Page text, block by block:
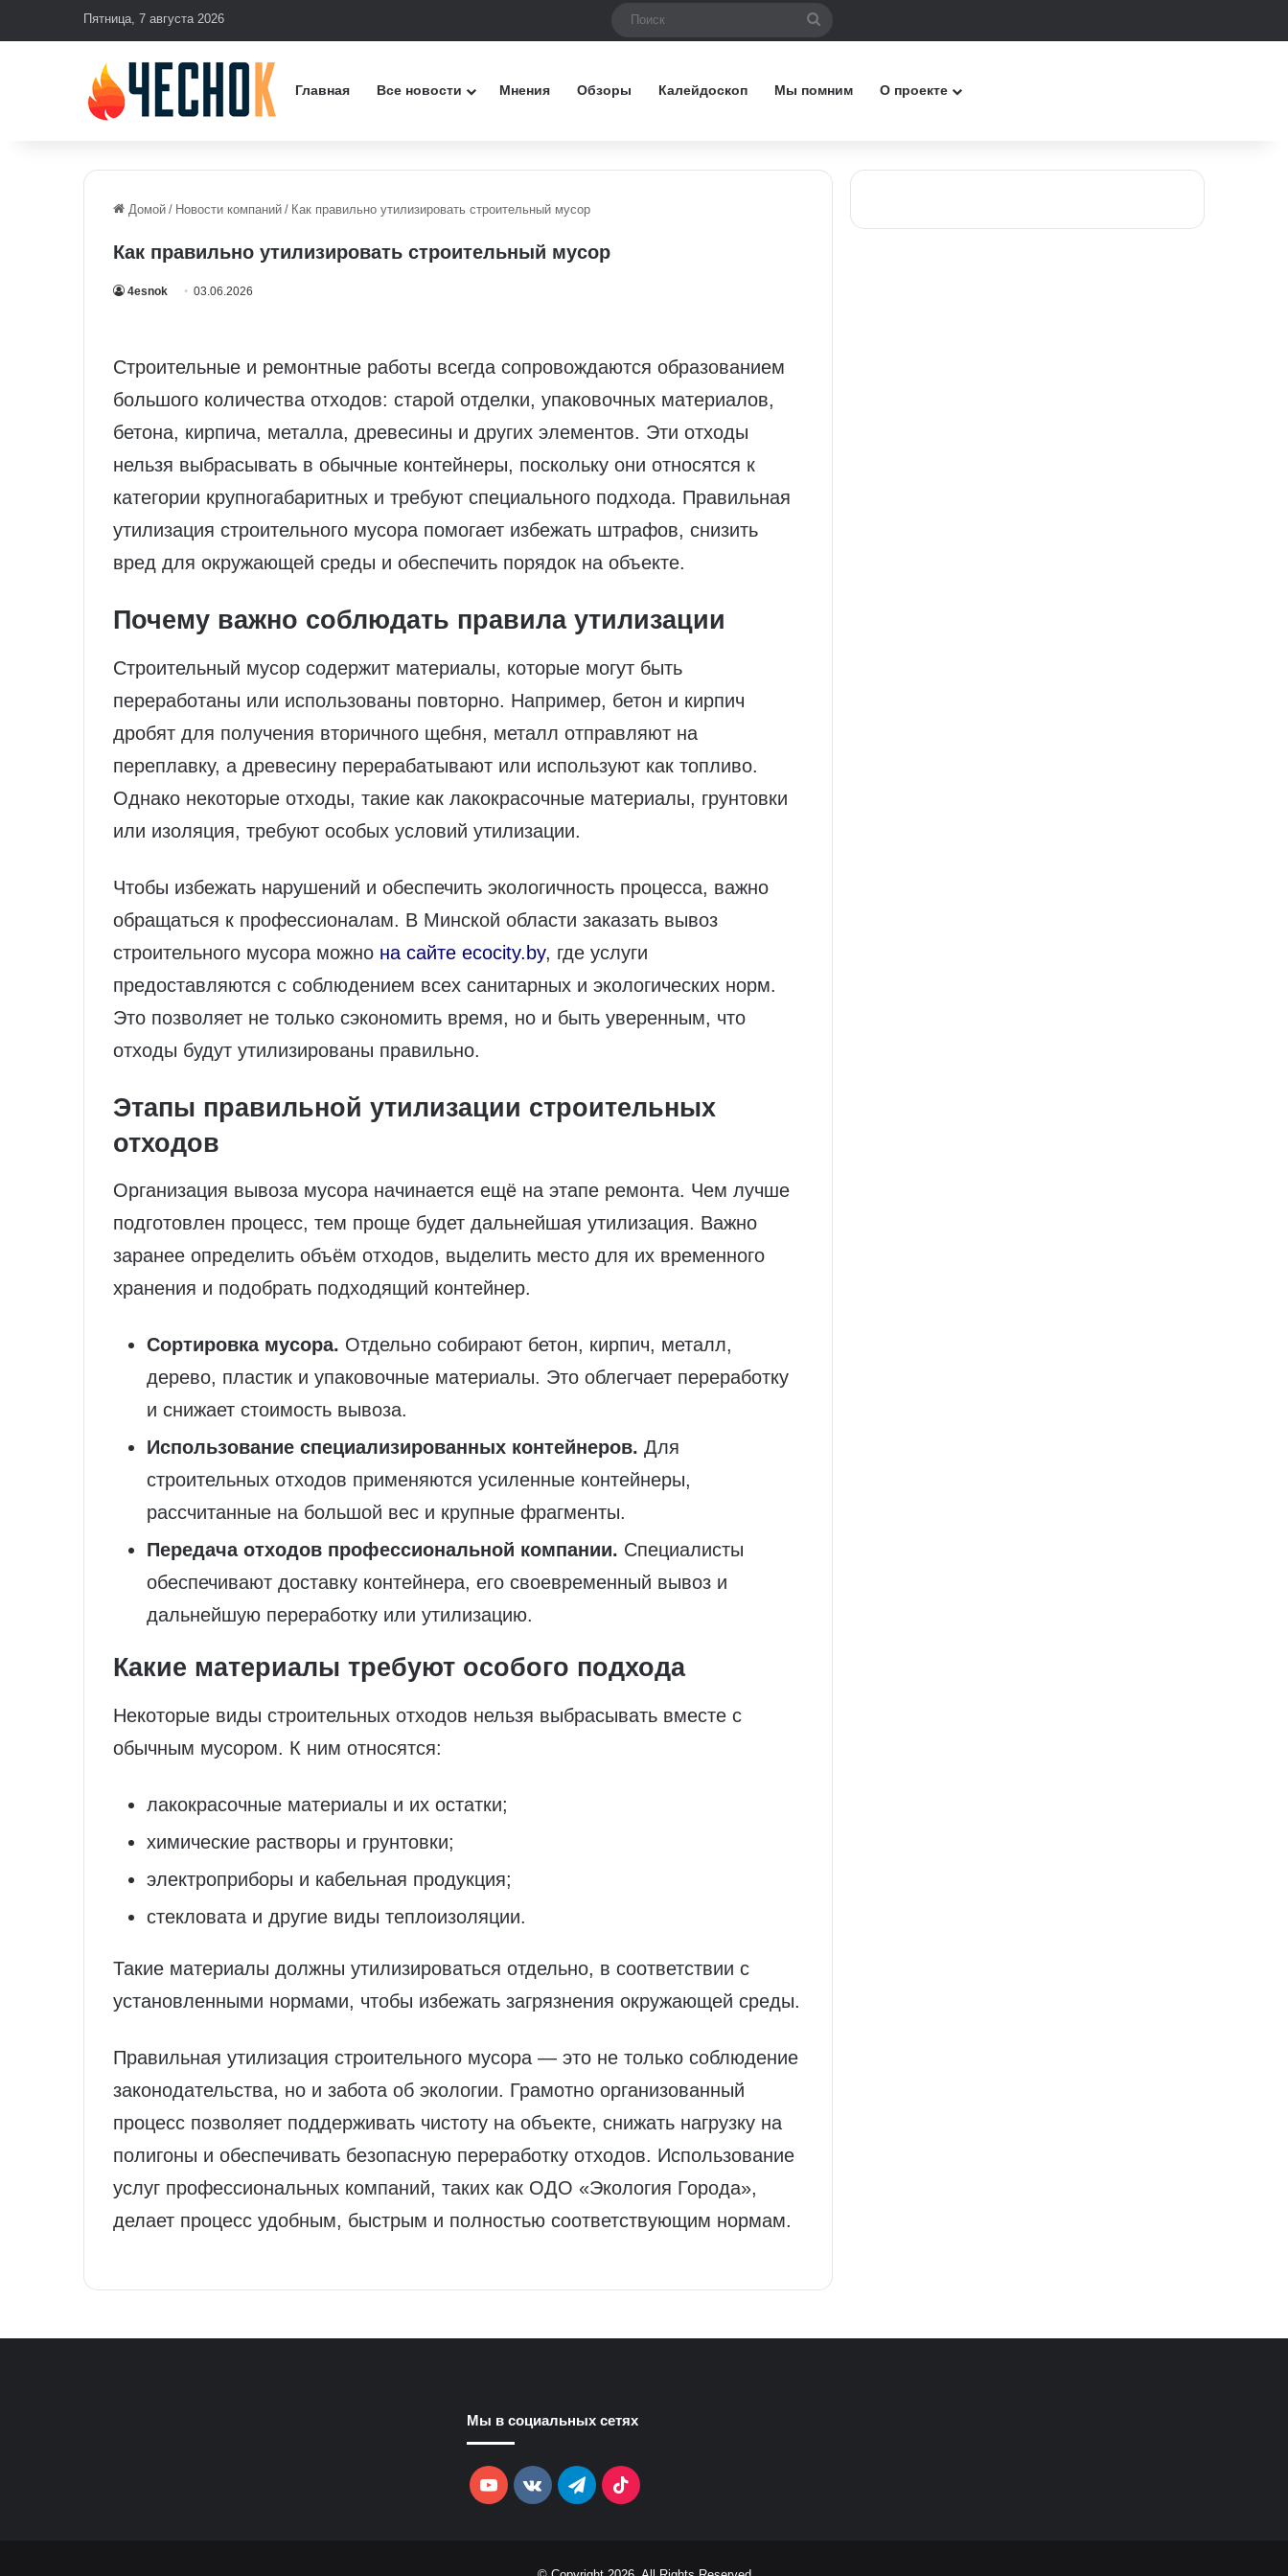
Пятница, 7 августа 2026
Главная Все новости Мнения Обзоры Калейдоскоп Мы помним О проекте
Домой / Новости компаний / Как правильно утилизировать строительный мусор
Как правильно утилизировать строительный мусор
4esnok 03.06.2026
Строительные и ремонтные работы всегда сопровождаются образованием
большого количества отходов: старой отделки, упаковочных материалов,
бетона, кирпича, металла, древесины и других элементов. Эти отходы
нельзя выбрасывать в обычные контейнеры, поскольку они относятся к
категории крупногабаритных и требуют специального подхода. Правильная
утилизация строительного мусора помогает избежать штрафов, снизить
вред для окружающей среды и обеспечить порядок на объекте.
Почему важно соблюдать правила утилизации
Строительный мусор содержит материалы, которые могут быть
переработаны или использованы повторно. Например, бетон и кирпич
дробят для получения вторичного щебня, металл отправляют на
переплавку, а древесину перерабатывают или используют как топливо.
Однако некоторые отходы, такие как лакокрасочные материалы, грунтовки
или изоляция, требуют особых условий утилизации.
Чтобы избежать нарушений и обеспечить экологичность процесса, важно
обращаться к профессионалам. В Минской области заказать вывоз
строительного мусора можно на сайте ecocity.by, где услуги
предоставляются с соблюдением всех санитарных и экологических норм.
Это позволяет не только сэкономить время, но и быть уверенным, что
отходы будут утилизированы правильно.
Этапы правильной утилизации строительных
отходов
Организация вывоза мусора начинается ещё на этапе ремонта. Чем лучше
подготовлен процесс, тем проще будет дальнейшая утилизация. Важно
заранее определить объём отходов, выделить место для их временного
хранения и подобрать подходящий контейнер.
Сортировка мусора. Отдельно собирают бетон, кирпич, металл,
дерево, пластик и упаковочные материалы. Это облегчает переработку
и снижает стоимость вывоза.
Использование специализированных контейнеров. Для
строительных отходов применяются усиленные контейнеры,
рассчитанные на большой вес и крупные фрагменты.
Передача отходов профессиональной компании. Специалисты
обеспечивают доставку контейнера, его своевременный вывоз и
дальнейшую переработку или утилизацию.
Какие материалы требуют особого подхода
Некоторые виды строительных отходов нельзя выбрасывать вместе с
обычным мусором. К ним относятся:
лакокрасочные материалы и их остатки;
химические растворы и грунтовки;
электроприборы и кабельная продукция;
стекловата и другие виды теплоизоляции.
Такие материалы должны утилизироваться отдельно, в соответствии с
установленными нормами, чтобы избежать загрязнения окружающей среды.
Правильная утилизация строительного мусора — это не только соблюдение
законодательства, но и забота об экологии. Грамотно организованный
процесс позволяет поддерживать чистоту на объекте, снижать нагрузку на
полигоны и обеспечивать безопасную переработку отходов. Использование
услуг профессиональных компаний, таких как ОДО «Экология Города»,
делает процесс удобным, быстрым и полностью соответствующим нормам.
Мы в социальных сетях
YouTubevk.comTelegramTikTok